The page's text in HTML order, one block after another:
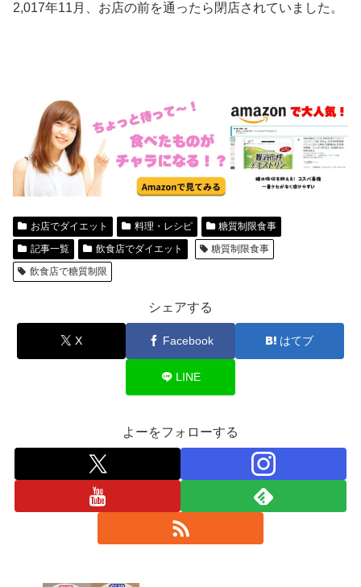
2,017年11月、お店の前を通ったら閉店されていました。
お店でダイエット 料理・レシピ
糖質制限食事
記事一覧
飲食店でダイエット
糖質制限食事
飲食店で糖質制限
シェアする
X Facebook はてブ
LINE
よーをフォローする